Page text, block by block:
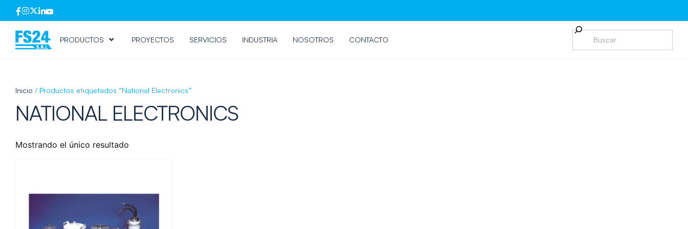
PRODUCTOS PROYECTOS SERVICIOS INDUSTRIA NOSOTROS CONTACTO
Inicio / Productos etiquetados “National Electronics”
NATIONAL ELECTRONICS
Mostrando el único resultado